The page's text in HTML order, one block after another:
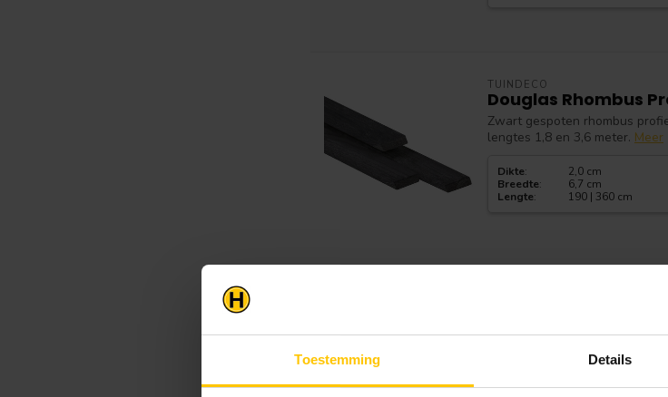
Toestemming Details
TUINDECO
Douglas Rhombus
Zwart gespoten rhombus
lengtes 1,8 en 3,6 meter. Meer
Dikte:
2,0 cm
Breedte:
6,7 cm
Lengte: 190 | 360 cm
Douglas Regel
Douglas regel met een